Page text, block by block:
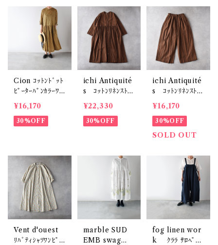
Cion ｺｯﾄﾝﾄﾞｯﾄ
ﾋﾟｰﾀｰﾊﾟﾝｶﾗｰﾜﾝ
ﾋﾟｰｽ (ｵﾘｰﾌﾞﾌﾞﾗ
ｳﾝ) 19-25259
¥16,170
30%OFF
ichi Antiquité
s ｺｯﾄﾝﾘﾈﾝｽﾄﾗ
ｲﾌﾟ Vﾈｯｸｷﾞｬｻﾞ
ｰﾜﾝﾋﾟｰｽ (ﾌﾞﾗｳ
ﾝ) 1100616
¥22,330
30%OFF
ichi Antiquité
s ｺｯﾄﾝﾘﾈﾝｽﾄﾗ
ｲﾌﾟ ﾜｲﾄﾞﾊﾟﾝﾂ
(ﾌﾞﾗｳﾝ) 11006
17
¥16,170
30%OFF
SOLD OUT
Vent d'ouest
ﾘﾊﾞﾃｨｼｬﾂﾜﾝﾋﾟｰ
marble SUD
EMB swag
fog linen wor
k ｸﾗﾗ ｻﾛﾍﾟｯﾄ